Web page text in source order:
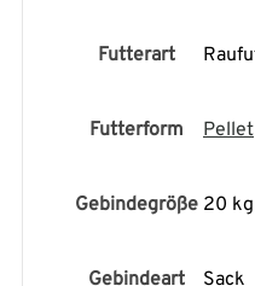
Futterart
Futterform Pellet
Gebindegröße 20 kg
Gebindeart Sack